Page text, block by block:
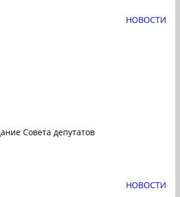
НОВОСТИ
Совета депутатов
НОВОСТИ